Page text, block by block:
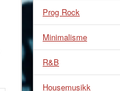
Prog Rock
Minimalisme
R&B
Housemusikk